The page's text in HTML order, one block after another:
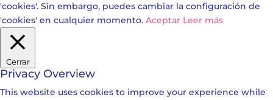
'cookies'. Sin embargo, puedes cambiar la configuración de
'cookies' en cualquier momento. Aceptar Leer más
Cerrar
Privacy Overview
This website uses cookies to improve your experience while